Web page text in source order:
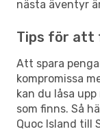
nästa äventyr
Tips för att
Att spara
kompromissa
kan du låsa
som finns. Så
Quoc Island till